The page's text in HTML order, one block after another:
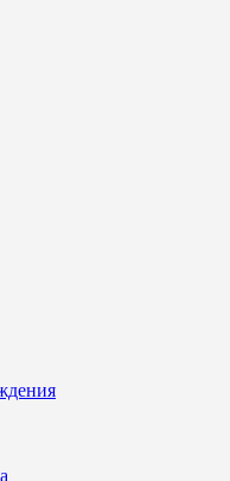
и досуг"